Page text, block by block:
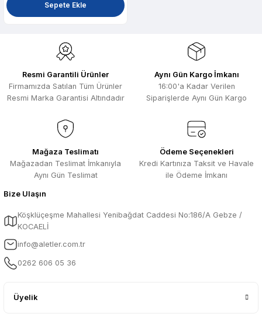
Sepete Ekle
Resmi Garantili Ürünler
Firmamızda Satılan Tüm Ürünler
Resmi Marka Garantisi Altındadır
Aynı Gün Kargo İmkanı
16:00'a Kadar Verilen
Siparişlerde Aynı Gün Kargo
Mağaza Teslimatı
Mağazadan Teslimat İmkanıyla
Aynı Gün Teslimat
Ödeme Seçenekleri
Kredi Kartınıza Taksit ve Havale
ile Ödeme İmkanı
Bize Ulaşın
Köşklüçeşme Mahallesi Yenibağdat Caddesi No:186/A Gebze /
KOCAELİ
info@aletler.com.tr
0262 606 05 36
Üyelik